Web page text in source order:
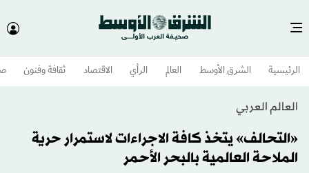
الرئيسية الشرق الأوسط​ العالم الرأي الاقتصاد ثقافة وفنون
العالم العربي
«التحالف» يتخذ كافة الاجراءات لاستمرار حرية
الملاحة العالمية بالبحر الأحمر